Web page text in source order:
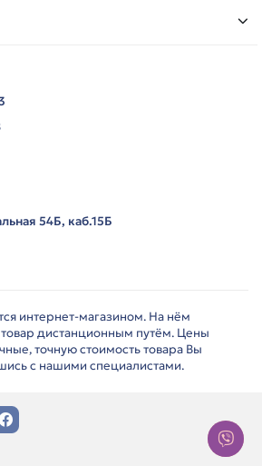
54Б, каб.15Б
интернет-магазином. На нём
товар дистанционным путём. Цены
точную стоимость товара Вы
с нашими специалистами.